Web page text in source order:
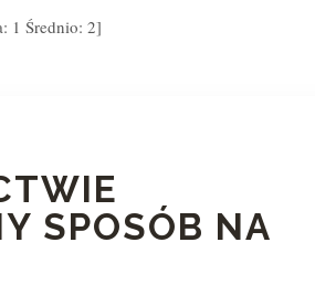
1 Średnio: 2]
SPOSÓB NA